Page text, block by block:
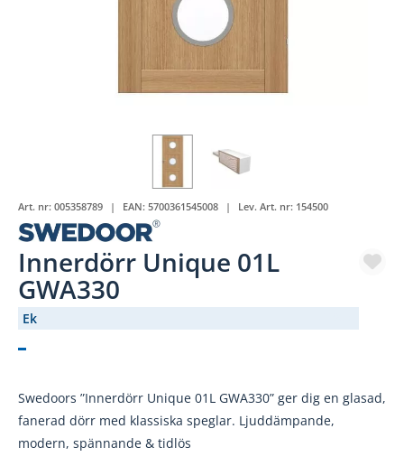
Art. nr: 005358789 EAN: 5700361545008 Lev. Art. nr: 154500
Innerdörr Unique 01L
GWA330
Ek
Swedoors ”Innerdörr Unique 01L GWA330” ger dig en glasad,
fanerad dörr med klassiska speglar. Ljuddämpande,
modern, spännande & tidlös